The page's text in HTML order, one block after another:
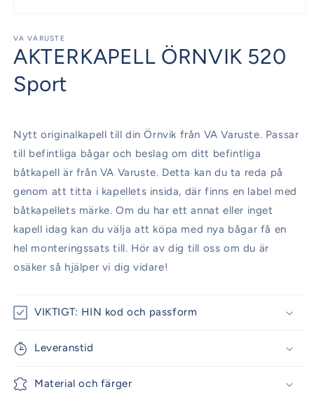
1
modalfönster
VA VARUSTE
AKTERKAPELL ÖRNVIK 520
Sport
Nytt originalkapell till din Örnvik från VA Varuste. Passar
till befintliga bågar och beslag om ditt befintliga
båtkapell är från VA Varuste. Detta kan du ta reda på
genom att titta i kapellets insida, där finns en label med
båtkapellets märke. Om du har ett annat eller inget
kapell idag kan du välja att köpa med nya bågar få en
hel monteringssats till. Hör av dig till oss om du är
osäker så hjälper vi dig vidare!
VIKTIGT: HIN kod och passform
Leveranstid
Material och färger